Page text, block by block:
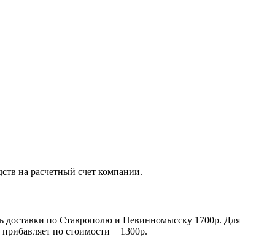
на расчетный счет компании.
доставки по Ставрополю и Невинномысску 1700р. Для
по стоимости + 1300р.